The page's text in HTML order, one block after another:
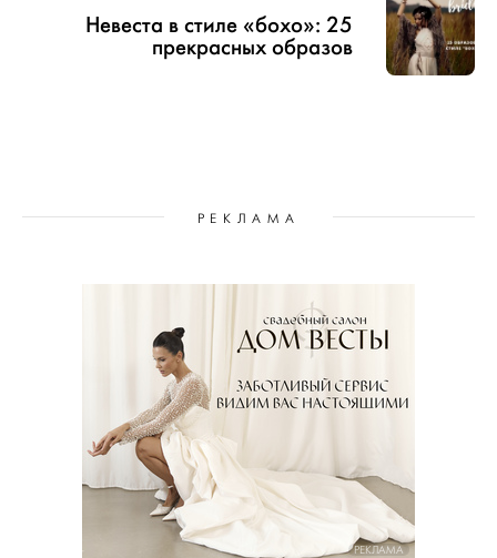
Невеста в стиле «бохо»: 25
прекрасных образов
РЕКЛАМА
РЕКЛАМА